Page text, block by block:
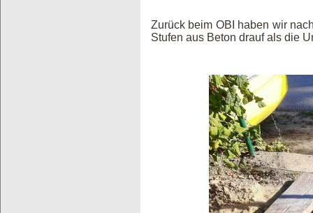
Zurück beim OBI haben wir
Stufen aus Beton drauf als die